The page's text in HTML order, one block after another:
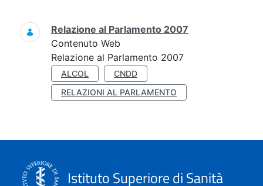
Ricerca
Relazione al Parlamento 2007
Contenuto Web
Relazione al Parlamento 2007
ALCOL
CNDD
RELAZIONI AL PARLAMENTO
Istituto Superiore di Sanità